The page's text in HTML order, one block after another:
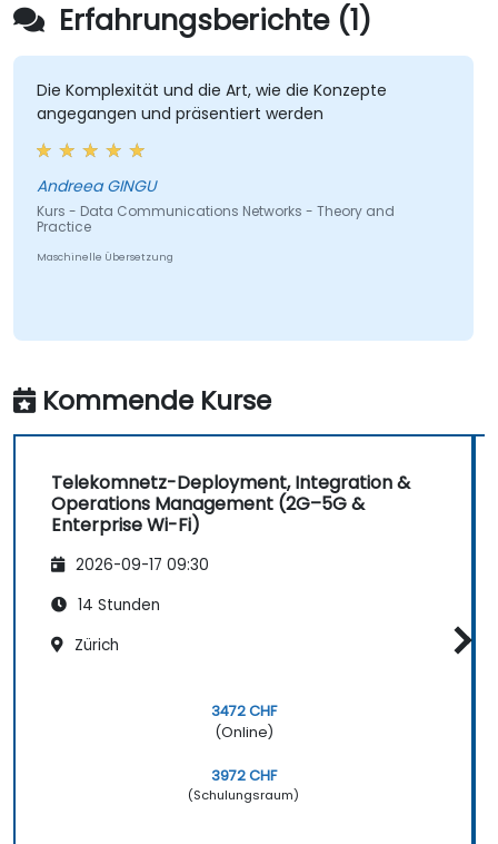
Erfahrungsberichte (1)
Die Komplexität und die Art, wie die Konzepte
angegangen und präsentiert werden
Andreea GINGU
Kurs - Data Communications Networks - Theory and
Practice
Maschinelle Übersetzung
Kommende Kurse
Telekomnetz-Deployment, Integration &
Operations Management (2G–5G &
Enterprise Wi-Fi)
2026-09-17 09:30
14 Stunden
Zürich
3472 CHF
(Online)
3972 CHF
(Schulungsraum)